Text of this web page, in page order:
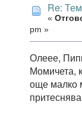
Re:
«
pm »
Олеее,
Момичета,
още малко